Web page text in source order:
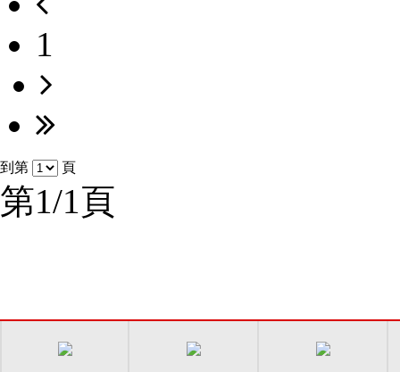
1
到第 頁
第1/1頁